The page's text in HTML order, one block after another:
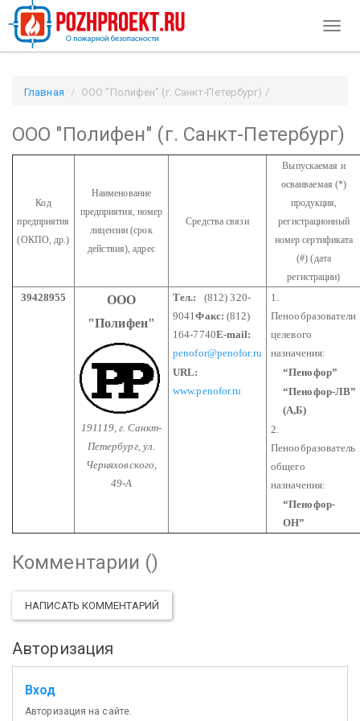
Главная
ООО "Полифен" (г. Санкт-Петербург) /
ООО "Полифен" (г. Санкт-Петербург)
Код
предприятия
(ОКПО, др.)
Наименование
предприятия, номер
лицензии (срок
действия), адрес
Средства связи
Выпускаемая и
осваиваемая (*)
продукция,
регистрационный
номер сертификата
(#) (дата
регистрации)
39428955
ООО
"Полифен"
191119, г. Санкт-
Петербург, ул.
Черняховского,
49-А
Тел.:
(812) 320-
9041Факс: (812)
164-7740E-mail:
penofor@penofor.ru
URL:
www.penofor.ru
1.
Пенообразователи
целевого
назначения:
“Пенофор”
“Пенофор-ЛВ”
(А,Б)
2.
Пенообразователь
общего
назначения:
“Пенофор-
ОН”
Комментарии ()
НАПИСАТЬ КОММЕНТАРИЙ
Авторизация
Вход
Авторизация на сайте.